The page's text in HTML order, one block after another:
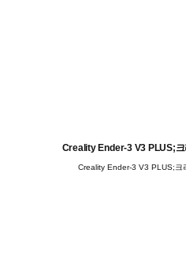
Creality Ender-3 V3 PLUS;
Creality Ender-3 V3 PLUS;크